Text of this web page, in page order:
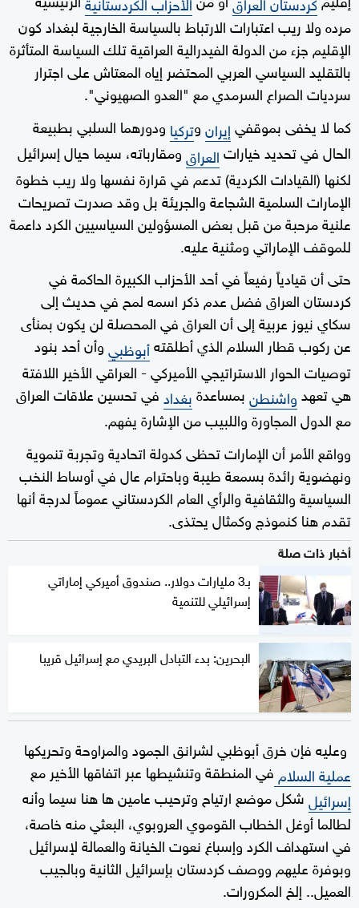
مرده ولا ريب اعتبارات الارتباط بالسياسة الخارجية لبغداد كون
الإقليم جزء من الدولة الفيدرالية العراقية تلك السياسة المتأثرة
بالتقليد السياسي العربي المحتضر إياه المعتاش على اجترار
سرديات الصراع السرمدي مع "العدو الصهيوني".
كما لا يخفى بموقفيإيرانوتركيا ودورهما السلبي بطبيعة
الحال في تحديد خياراتالعراقومقارباته، سيما حيال إسرائيل
لكنها (القيادات الكردية) تدعم في قرارة نفسها ولا ريب خطوة
الإمارات السلمية الشجاعة والجريئة بل وقد صدرت تصريحات
علنية مرحبة من قبل بعض المسؤولين السياسيين الكرد داعمة
للموقف الإماراتي ومثنية عليه.
حتى أن قيادياً رفيعاً في أحد الأحزاب الكبيرة الحاكمة في
كردستان العراق فضل عدم ذكر اسمه لمح في حديث إلى
سكاي نيوز عربية إلى أن العراق في المحصلة لن يكون بمنأى
عن ركوب قطار السلام الذي أطلقتهأبوظبيوأن أحد بنود
توصيات الحوار الاستراتيجي الأميركي - العراقي الأخير اللافتة
هي تعهدواشنطنبمساعدةبغدادفي تحسين علاقات العراق
مع الدول المجاورة واللبيب من الإشارة يفهم.
وواقع الأمر أن الإمارات تحظى كدولة اتحادية وتجربة تنموية
ونهضوية رائدة بسمعة طيبة وباحترام عال في أوساط النخب
السياسية والثقافية والرأي العام الكردستاني عموماً لدرجة أنها
تقدم هنا كنموذج وكمثال يحتذى.
أخبار ذات صلة
بـ3 مليارات دولار.. صندوق أميركي إماراتي
إسرائيلي للتنمية
البحرين: بدء التبادل البريدي مع إسرائيل قريبا
وعليه فإن خرق أبوظبي لشرانق الجمود والمراوحة وتحريكها
عملية السلام في المنطقة وتنشيطها عبر اتفاقها الأخير مع
إسرائيلشكل موضع ارتياح وترحيب عامين ها هنا سيما وأنه
لطالما أوغل الخطاب القوموي العروبوي، البعثي منه خاصة،
في استهداف الكرد وإسباغ نعوت الخيانة والعمالة لإسرائيل
وبوفرة عليهم ووصف كردستان بإسرائيل الثانية وبالجيب
العميل.. إلخ المكرورات.